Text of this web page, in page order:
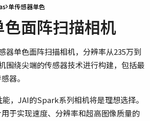
单传感器单色
面阵扫描相机
器单色面阵扫描相机，分辨率从235万到
围绕尖端的传感器技术进行构建，包括最
器。
，JAI的Spark系列相机将是理想选择。
于实现速度、分辨率和超高图像质量的